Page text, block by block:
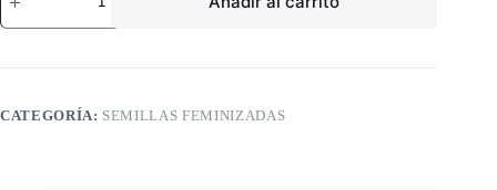
5Mentarios
cantidad
CATEGORÍA: SEMILLAS FEMINIZADAS